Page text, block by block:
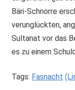
Bäri-Schnorre
verunglückten,
Sultanat vor das
es zu einem
Tags: Fasnacht